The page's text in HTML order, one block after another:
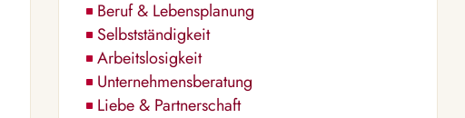
Beruf & Lebensplanung
Selbstständigkeit
Arbeitslosigkeit
Unternehmensberatung
Liebe & Partnerschaft